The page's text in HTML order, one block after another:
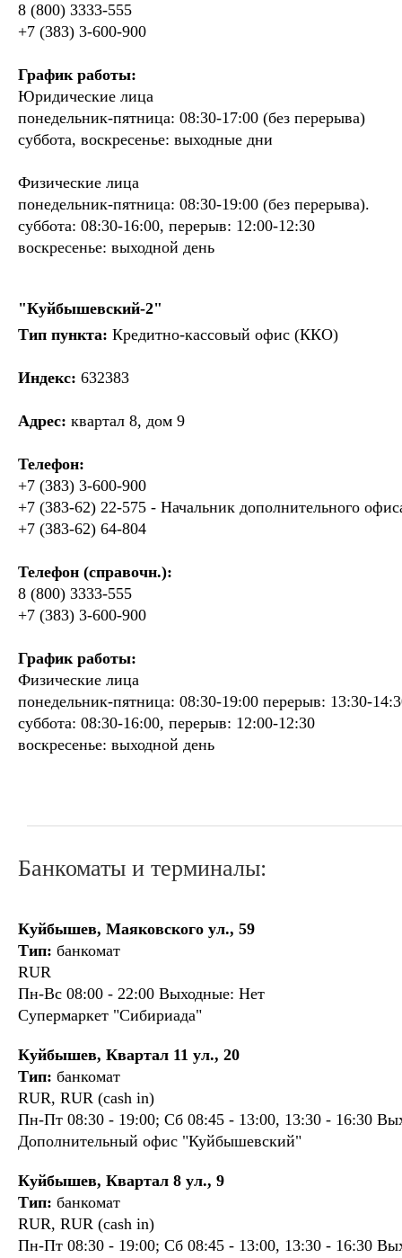
8 (800) 3333-555
+7 (383) 3-600-900
График работы:
Юридические лица
понедельник-пятница: 08:30-17:00 (без перерыва)
суббота, воскресенье: выходные дни
Физические лица
понедельник-пятница: 08:30-19:00 (без перерыва).
суббота: 08:30-16:00, перерыв: 12:00-12:30
воскресенье: выходной день
"Куйбышевский-2"
Тип пункта: Кредитно-кассовый офис (ККО)
Индекс: 632383
Адрес: квартал 8, дом 9
Телефон:
+7 (383) 3-600-900
+7 (383-62) 22-575 - Начальник дополнительного
+7 (383-62) 64-804
Телефон (справочн.):
8 (800) 3333-555
+7 (383) 3-600-900
График работы:
Физические лица
понедельник-пятница: 08:30-19:00 перерыв: 13:30-
суббота: 08:30-16:00, перерыв: 12:00-12:30
воскресенье: выходной день
Банкоматы и терминалы:
Куйбышев, Маяковского ул., 59
Тип: банкомат
RUR
Пн-Вс 08:00 - 22:00 Выходные: Нет
Супермаркет "Сибириада"
Куйбышев, Квартал 11 ул., 20
Тип: банкомат
RUR, RUR (cash in)
Пн-Пт 08:30 - 19:00; Сб 08:45 - 13:00, 13:30 - 16:30
Дополнительный офис "Куйбышевский"
Куйбышев, Квартал 8 ул., 9
Тип: банкомат
RUR, RUR (cash in)
Пн-Пт 08:30 - 19:00; Сб 08:45 - 13:00, 13:30 - 16:30